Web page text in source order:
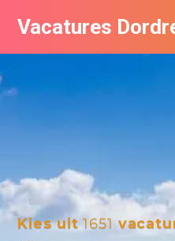
Vacatures
Kies uit1651
Vacatures per bedrijf